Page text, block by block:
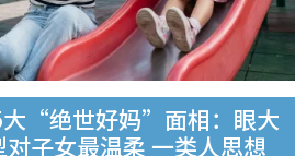
大“绝世好妈”面相：眼大
子女最温柔 一类人思想